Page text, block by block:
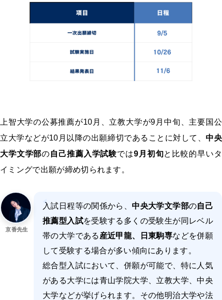
上智大学の公募推薦が10月、立教大学が9月中旬、主要国公
立大学などが10月以降の出願締切であることに対して、中央
大学文学部の自己推薦入学試験では9月初旬と比較的早いタ
イミングで出願が締め切られます。
京香先生
入試日程等の関係から、中央大学文学部の自己
推薦型入試を受験する多くの受験生が同レベル
帯の大学である 産近甲龍、日東駒専などを併願
して受験する場合が多い傾向にあります。
総合型入試において、併願が可能で、特に人気
がある大学には青山学院大学、立教大学、中央
大学などが挙げられます。その他明治大学や法